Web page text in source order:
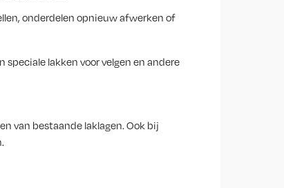
onderdelen opnieuw afwerken of
lakken voor velgen en andere
van bestaande laklagen. Ook bij